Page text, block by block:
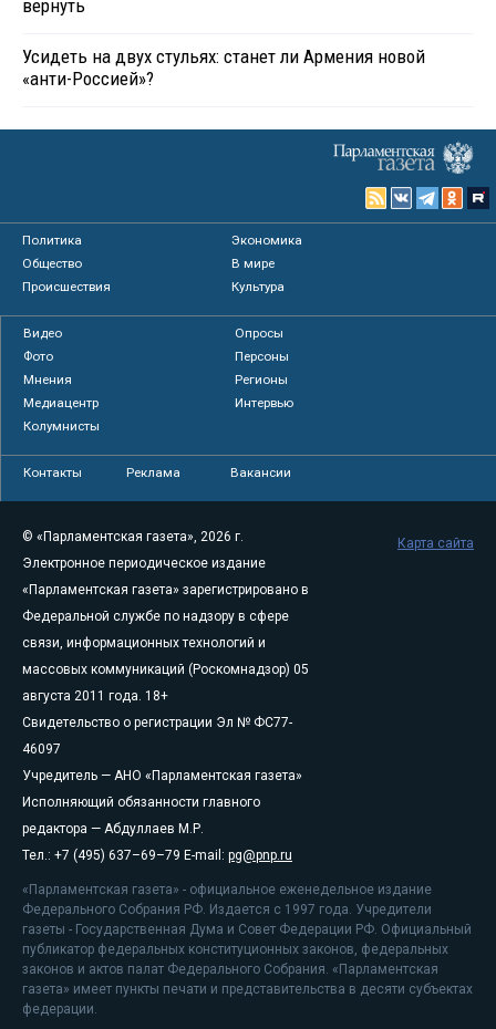
вернуть
Усидеть на двух стульях: станет ли Армения новой
«анти-Россией»?
Политика
Экономика
Общество
В мире
Происшествия
Культура
Видео
Опросы
Фото
Персоны
Мнения
Регионы
Медиацентр
Интервью
Колумнисты
Контакты Реклама Вакансии
© «Парламентская газета», 2026 г.
Электронное периодическое издание
«Парламентская газета» зарегистрировано в
Федеральной службе по надзору в сфере
связи, информационных технологий и
массовых коммуникаций (Роскомнадзор) 05
августа 2011 года. 18+
Свидетельство о регистрации Эл № ФС77-
46097
Учредитель — АНО «Парламентская газета»
Исполняющий обязанности главного
редактора — Абдуллаев М.Р.
Тел.: +7 (495) 637–69–79 E-mail: pg@pnp.ru
«Парламентская газета» - официальное еженедельное издание
Федерального Собрания РФ. Издается с 1997 года. Учредители
газеты - Государственная Дума и Совет Федерации РФ. Официальный
публикатор федеральных конституционных законов, федеральных
законов и актов палат Федерального Собрания. «Парламентская
газета» имеет пункты печати и представительства в десяти субъектах
федерации.
Карта сайта